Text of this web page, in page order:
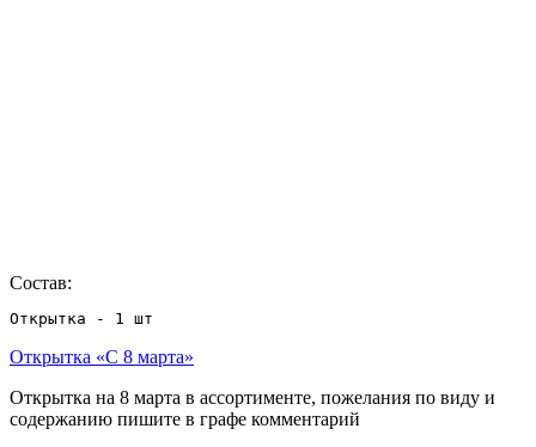
Состав:
Открытка - 1 шт
Открытка «С 8 марта»
Открытка на 8 марта в ассортименте, пожелания по виду и
содержанию пишите в графе комментарий